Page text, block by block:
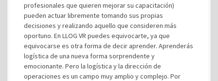
profesionales que quieren mejorar su capacitación)
pueden actuar libremente tomando sus propias
decisiones y realizando aquello que consideren más
oportuno. En LLOG VR puedes equivocarte, ya que
equivocarse es otra forma de decir aprender. Aprenderás
logística de una nueva forma sorprendente y
emocionante. Pero la logística y la dirección de
operaciones es un campo muy amplio y complejo. Por